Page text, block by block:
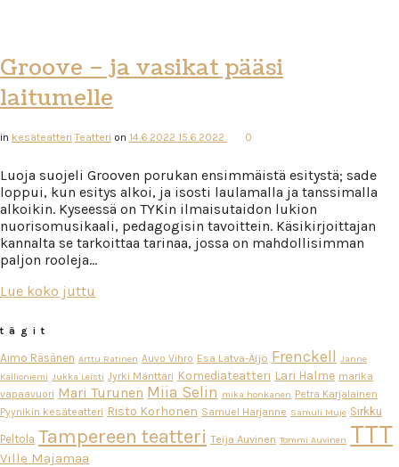
Groove – ja vasikat pääsi
laitumelle
in kesäteatteri Teatteri on 14.6.2022 15.6.2022 0
Luoja suojeli Grooven porukan ensimmäistä esitystä; sade
loppui, kun esitys alkoi, ja isosti laulamalla ja tanssimalla
alkoikin. Kyseessä on TYKin ilmaisutaidon lukion
nuorisomusikaali, pedagogisin tavoittein. Käsikirjoittajan
kannalta se tarkoittaa tarinaa, jossa on mahdollisimman
paljon rooleja…
Lue koko juttu
tägit
Aimo Räsänen Arttu Ratinen Auvo Vihro Esa Latva-Äijö Frenckell
Janne
Kallioniemi
Jukka Leisti Jyrki Mänttäri Komediateatteri Lari Halme marika
vapaavuori Mari Turunen Miia Selin mika honkanen Petra Karjalainen
Pyynikin kesäteatteri Risto Korhonen Samuel Harjanne Samuli Muje Sirkku
Peltola Tampereen teatteri Teija Auvinen Tommi Auvinen TTT
Ville Majamaa